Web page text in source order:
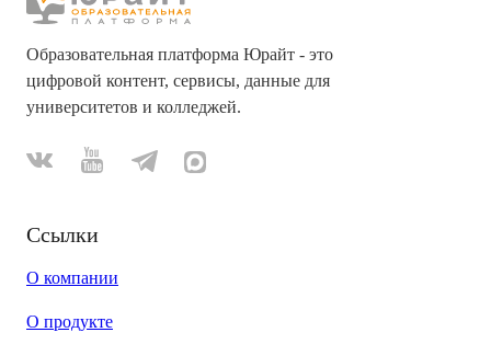
Образовательная платформа Юрайт - это
цифровой контент, сервисы, данные для
университетов и колледжей.
Ссылки
О компании
О продукте